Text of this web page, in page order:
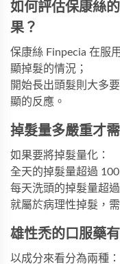
如何評估保康絲
果？
保康絲 Finpecia 在服
顯掉髮的情況；
開始長出頭髮則大多
顯的反應。
掉髮量多嚴重才
如果要將掉髮量化：
全天的掉髮量超過
每天洗頭的掉髮量超
就屬於病理性掉髮，
雄性禿的口服藥
以成分來看分為兩種：